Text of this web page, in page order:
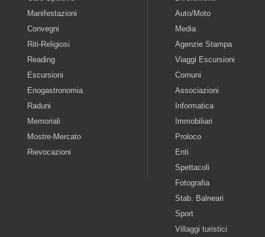
Manifestazioni
Convegni
Riti-Religiosi
Reading
Escursioni
Enogastronomia
Raduni
Memoriali
Mostre-Mercato
Rievocazioni
Auto/Moto
Media
Agenzie Stampa
Viaggi Escursioni
Comuni
Associazioni
Informatica
Immobiliari
Proloco
Enti
Spettacoli
Fotografia
Stab. Balneari
Sport
Villaggi turistici